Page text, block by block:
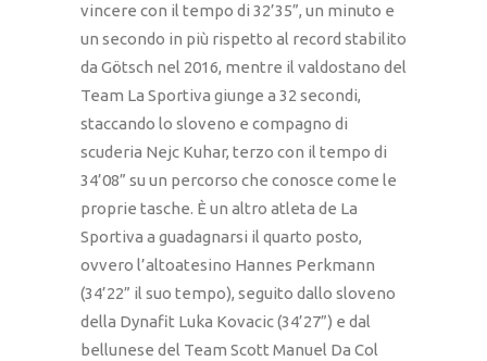
vincere con il tempo di 32’35”, un minuto e
un secondo in più rispetto al record stabilito
da Götsch nel 2016, mentre il valdostano del
Team La Sportiva giunge a 32 secondi,
staccando lo sloveno e compagno di
scuderia Nejc Kuhar, terzo con il tempo di
34’08” su un percorso che conosce come le
proprie tasche. È un altro atleta de La
Sportiva a guadagnarsi il quarto posto,
ovvero l’altoatesino Hannes Perkmann
(34’22” il suo tempo), seguito dallo sloveno
della Dynafit Luka Kovacic (34’27”) e dal
bellunese del Team Scott Manuel Da Col